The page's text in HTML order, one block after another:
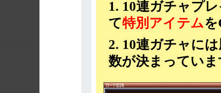
10連ガチャプ
て特別アイテム
10連ガチャに
数が決まっていま